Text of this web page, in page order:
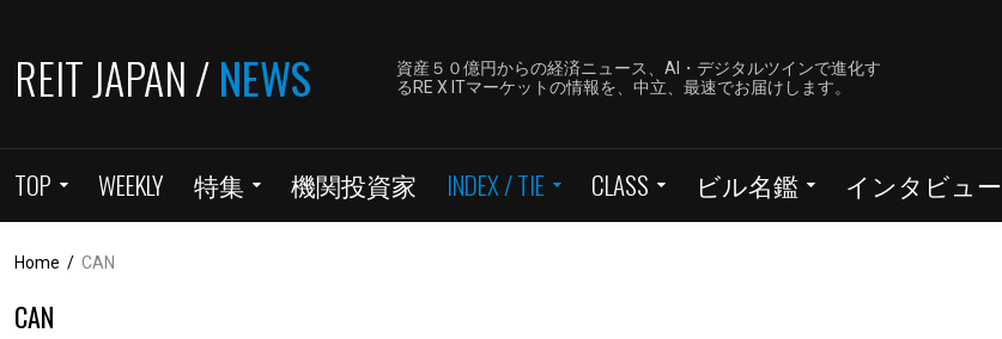
REIT JAPAN /NEWS
資産５０億円からの経済ニュース、AI・デジタルツインで進化す
るRE X ITマーケットの情報を、中立、最速でお届けします。
TOP WEEKLY 特集 機関投資家 INDEX / TIE CLASS ビル名鑑 インタビュー
Home / CAN
CAN